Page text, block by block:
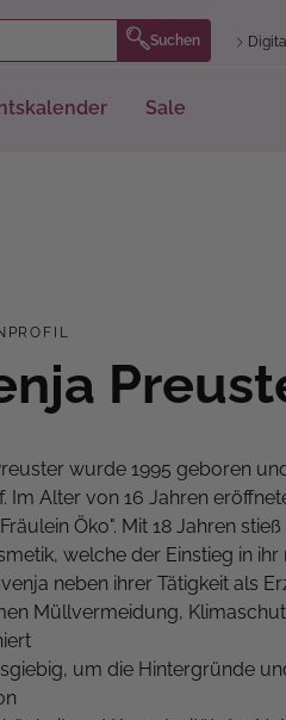
Suchen
Sale
wurde 1995 geboren
Im Alter von 16 Jahren
Öko". Mit 18 Jahren
welche der Einstieg in
neben ihrer Tätigkeit als
Müllvermeidung,
um die Hintergründe